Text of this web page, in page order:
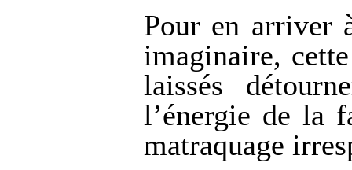
Pour en arriver
imaginaire,
laissés
l’énergie de la
matraquage